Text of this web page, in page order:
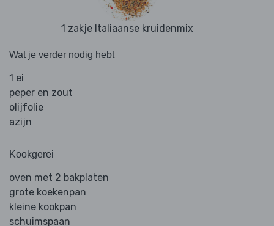
1 zakje Italiaanse kruidenmix
Wat je verder nodig hebt
1 ei
peper en zout
olijfolie
azijn
Kookgerei
oven met 2 bakplaten
grote koekenpan
kleine kookpan
schuimspaan